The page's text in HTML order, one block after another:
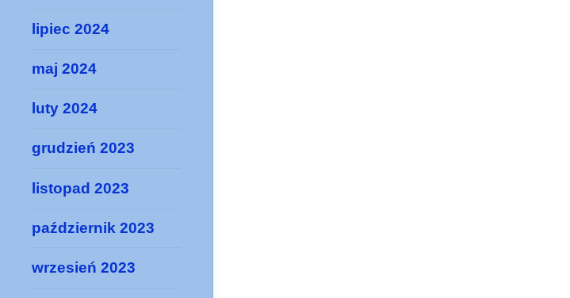
lipiec 2024
maj 2024
luty 2024
grudzień 2023
listopad 2023
październik 2023
wrzesień 2023